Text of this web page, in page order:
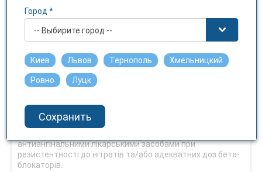
Спосіб застосування та дози
Дорослі.
Для лікування артеріальної гіпертензії та стенокардії
звичайна початкова доза препарату
Норваск® становить 5 мг 1 раз на добу. Залежно від
максимальної дози, що становить 10 мг 1 раз на добу.
Пацієнтам зі стенокардією препарат можна
антиангінальними лікарськими засобами при
резистентності до нітратів та/або адекватних доз бета-
блокаторів.
Город *
-- Выбирите город --
Киев Львов Тернополь Хмельницкий
Ровно Луцк
Сохранить